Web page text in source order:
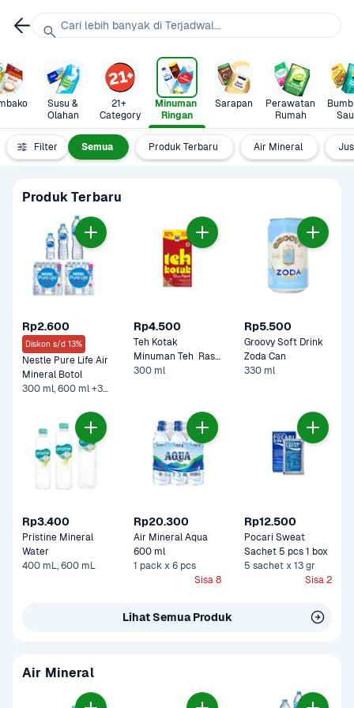
Susu &
Olahan
21+
Category
Minuman
Ringan
Sarapan
Perawatan
Rumah
Filter Semua Produk Terbaru Air Mineral Jus
Produk Terbaru
Rp2.600
Diskon s/d 13%
Nestle Pure Life Air
Mineral Botol
300 ml, 600 ml +3 Lainnya
Rp4.500
Teh Kotak
Minuman Teh  Rasa
Apel
300 ml
Rp5.500
Groovy Soft Drink
Zoda Can
330 ml
Rp3.400
Pristine Mineral
Water
400 mL, 600 mL
Rp20.300
Air Mineral Aqua
600 ml
1 pack x 6 pcs
Sisa 8
Rp12.500
Pocari Sweat
Sachet 5 pcs 1 box
5 sachet x 13 gr
Sisa 2
Lihat Semua Produk
Air Mineral
Cari lebih banyak di Terjadwal...